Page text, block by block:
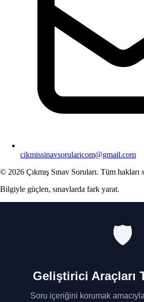
cikmissinavsorularicom@gmail.com
© 2026 Çıkmış Sınav Soruları. Tüm hakları
Bilgiyle güçlen, sınavlarda fark yarat.
🛡️
Geliştirici Araçları
Soru içeriğini korumak